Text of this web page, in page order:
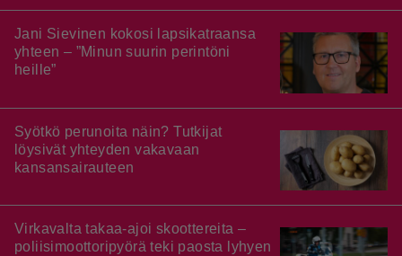
Jani Sievinen kokosi lapsikatraansa
yhteen – ”Minun suurin perintöni
heille”
Syötkö perunoita näin? Tutkijat
löysivät yhteyden vakavaan
kansansairauteen
Virkavalta takaa-ajoi skoottereita –
poliisimoottoripyörä teki paosta lyhyen